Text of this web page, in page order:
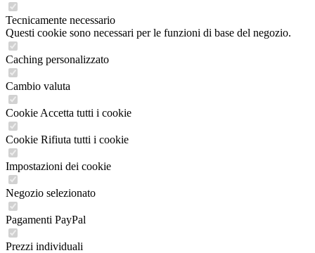
Tecnicamente necessario
Questi cookie sono necessari per le funzioni di base del negozio.
Caching personalizzato
Cambio valuta
Cookie Accetta tutti i cookie
Cookie Rifiuta tutti i cookie
Impostazioni dei cookie
Negozio selezionato
Pagamenti PayPal
Prezzi individuali